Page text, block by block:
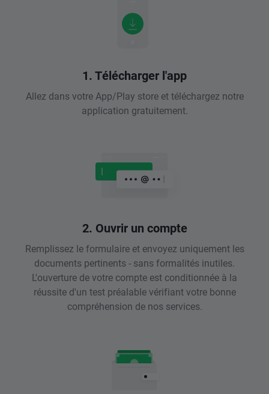
1. Télécharger l'app
Allez dans votre App/Play store et téléchargez notre
application gratuitement.
2. Ouvrir un compte
Remplissez le formulaire et envoyez uniquement les
documents pertinents - sans formalités inutiles.
L'ouverture de votre compte est conditionnée à la
réussite d'un test préalable vérifiant votre bonne
compréhension de nos services.